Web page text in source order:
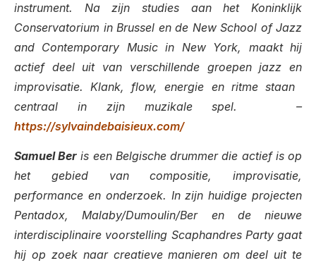
instrument. Na zijn studies aan het Koninklijk
Conservatorium in Brussel en de New School of Jazz
and Contemporary Music in New York, maakt hij
actief deel uit van verschillende groepen jazz en
improvisatie. Klank, flow, energie en ritme staan ​​
centraal in zijn muzikale spel. –
https://sylvaindebaisieux.com/
Samuel Ber is een Belgische drummer die actief is op
het gebied van compositie, improvisatie,
performance en onderzoek. In zijn huidige projecten
Pentadox, Malaby/Dumoulin/Ber en de nieuwe
interdisciplinaire voorstelling Scaphandres Party gaat
hij op zoek naar creatieve manieren om deel uit te